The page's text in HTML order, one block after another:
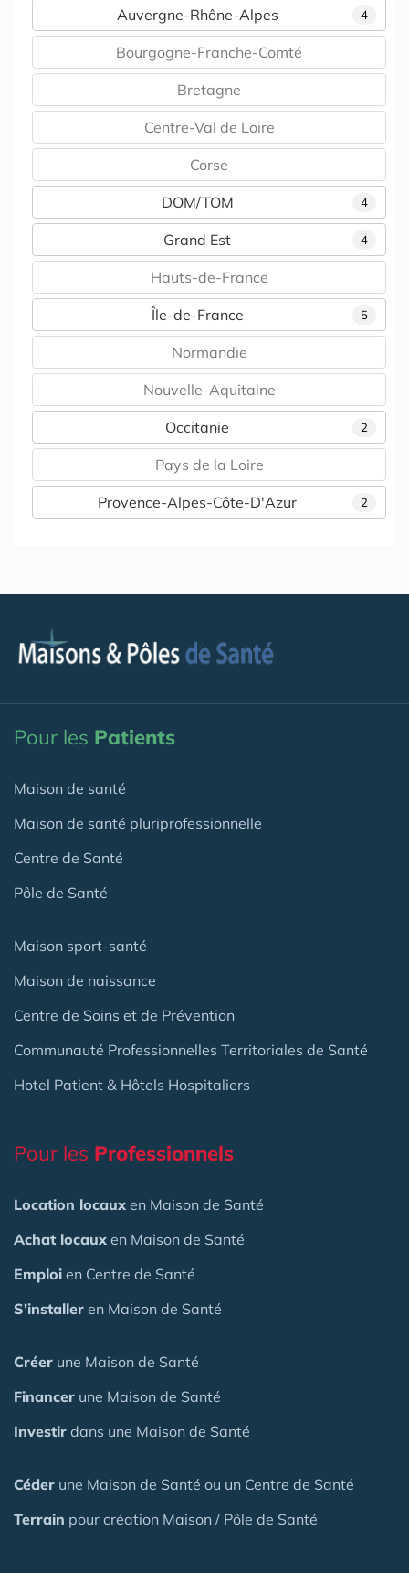
4
Auvergne-Rhône-Alpes
Bourgogne-Franche-Comté
Bretagne
Centre-Val de Loire
Corse
4
DOM/TOM
4
Grand Est
Hauts-de-France
5
Île-de-France
Normandie
Nouvelle-Aquitaine
2
Occitanie
Pays de la Loire
2
Provence-Alpes-Côte-D'Azur
Pour les Patients
Maison de santé
Maison de santé pluriprofessionnelle
Centre de Santé
Pôle de Santé
Maison sport-santé
Maison de naissance
Centre de Soins et de Prévention
Communauté Professionnelles Territoriales de Santé
Hotel Patient & Hôtels Hospitaliers
Pour les Professionnels
Location locaux en Maison de Santé
Achat locaux en Maison de Santé
Emploi en Centre de Santé
S'installer en Maison de Santé
Créer une Maison de Santé
Financer une Maison de Santé
Investir dans une Maison de Santé
Céder une Maison de Santé ou un Centre de Santé
Terrain pour création Maison / Pôle de Santé